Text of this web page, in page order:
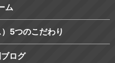
ム
5つのこだわり
ログ